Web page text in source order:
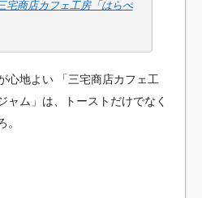
宅商店カフェ工房「はらぺ
心地よい 「三宅商店カフェ工
ャム」は、トーストだけでなく
。